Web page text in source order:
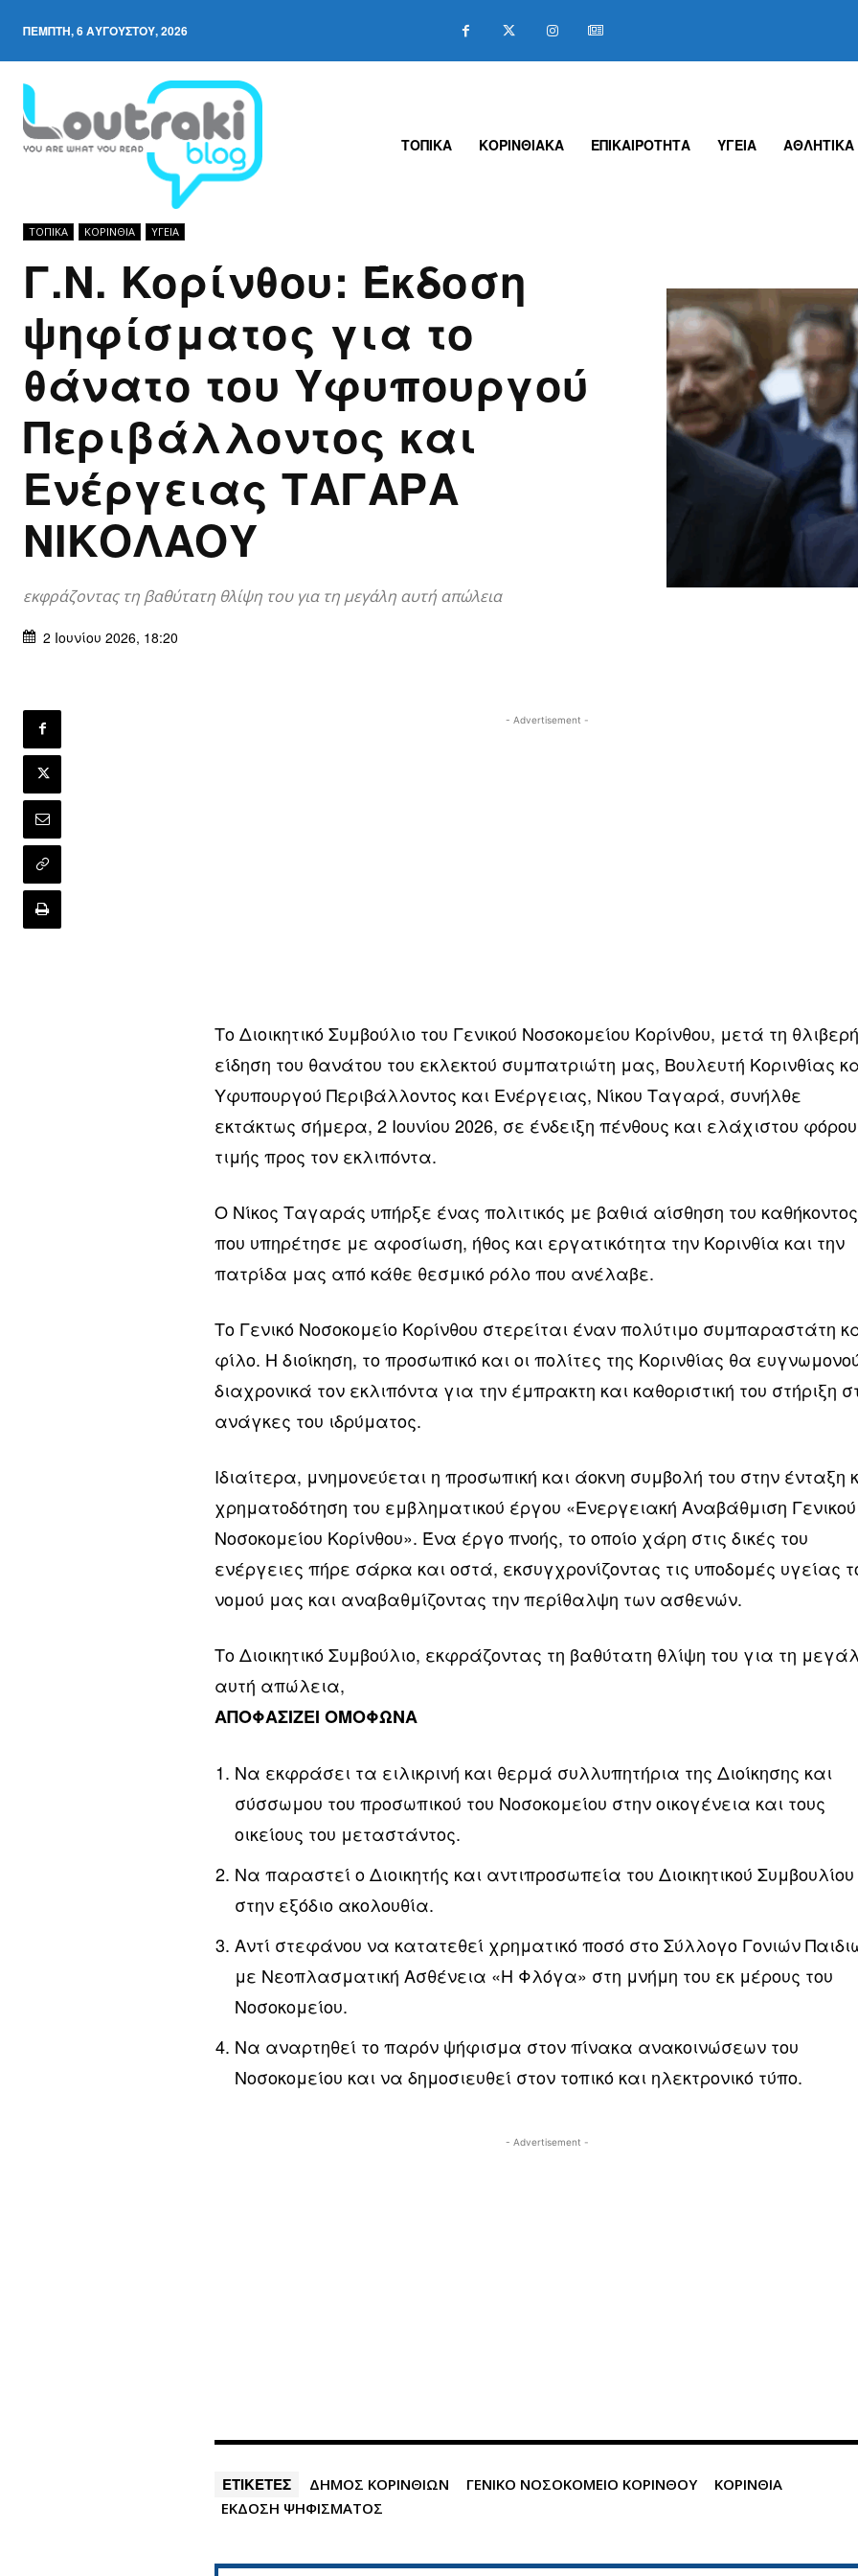
ΠΈΜΠΤΗ, 6 ΑΥΓΟΎΣΤΟΥ, 2026
ΤΟΠΙΚΑ ΚΟΡΙΝΘΙΑΚΑ ΕΠΙΚΑΙΡΟΤΗΤΑ ΥΓΕΙΑ ΑΘΛΗΤΙΚΑ
ΤΟΠΙΚΑ ΚΟΡΙΝΘΊΑ ΥΓΕΙΑ
Γ.Ν. Κορίνθου: Έκδοση
ψηφίσματος για το
θάνατο του Υφυπουργού
Περιβάλλοντος και
Ενέργειας ΤΑΓΑΡΑ
ΝΙΚΟΛΑΟΥ
εκφράζοντας τη βαθύτατη θλίψη του για τη μεγάλη αυτή απώλεια
2 Ιουνίου 2026, 18:20
- Advertisement -
Το Διοικητικό Συμβούλιο του Γενικού Νοσοκομείου Κορίνθου, μετά τη
είδηση του θανάτου του εκλεκτού συμπατριώτη μας, Βουλευτή Κορινθίας
Υφυπουργού Περιβάλλοντος και Ενέργειας, Νίκου Ταγαρά, συνήλθε
εκτάκτως σήμερα, 2 Ιουνίου 2026, σε ένδειξη πένθους και ελάχιστου φόρου
τιμής προς τον εκλιπόντα.
Ο Νίκος Ταγαράς υπήρξε ένας πολιτικός με βαθιά αίσθηση του
που υπηρέτησε με αφοσίωση, ήθος και εργατικότητα την Κορινθία και την
πατρίδα μας από κάθε θεσμικό ρόλο που ανέλαβε.
Το Γενικό Νοσοκομείο Κορίνθου στερείται έναν πολύτιμο συμπαραστάτη
φίλο. Η διοίκηση, το προσωπικό και οι πολίτες της Κορινθίας θα
διαχρονικά τον εκλιπόντα για την έμπρακτη και καθοριστική του στήριξη
ανάγκες του ιδρύματος.
Ιδιαίτερα, μνημονεύεται η προσωπική και άοκνη συμβολή του στην ένταξη
χρηματοδότηση του εμβληματικού έργου «Ενεργειακή Αναβάθμιση Γενικού
Νοσοκομείου Κορίνθου». Ένα έργο πνοής, το οποίο χάρη στις δικές του
ενέργειες πήρε σάρκα και οστά, εκσυγχρονίζοντας τις υποδομές υγείας
νομού μας και αναβαθμίζοντας την περίθαλψη των ασθενών.
Το Διοικητικό Συμβούλιο, εκφράζοντας τη βαθύτατη θλίψη του για τη
αυτή απώλεια,
ΑΠΟΦΑΣΙΖΕΙ ΟΜΟΦΩΝΑ
Να εκφράσει τα ειλικρινή και θερμά συλλυπητήρια της Διοίκησης και
σύσσωμου του προσωπικού του Νοσοκομείου στην οικογένεια και τους
οικείους του μεταστάντος.
Να παραστεί ο Διοικητής και αντιπροσωπεία του Διοικητικού Συμβουλίου
στην εξόδιο ακολουθία.
Αντί στεφάνου να κατατεθεί χρηματικό ποσό στο Σύλλογο Γονιών
με Νεοπλασματική Ασθένεια «Η Φλόγα» στη μνήμη του εκ μέρους του
Νοσοκομείου.
Να αναρτηθεί το παρόν ψήφισμα στον πίνακα ανακοινώσεων του
Νοσοκομείου και να δημοσιευθεί στον τοπικό και ηλεκτρονικό τύπο.
- Advertisement -
ΕΤΙΚΕΤΕΣ ΔΗΜΟΣ ΚΟΡΙΝΘΙΩΝ ΓΕΝΙΚΟ ΝΟΣΟΚΟΜΕΙΟ ΚΟΡΙΝΘΟΥ
ΚΟΡΙΝΘΙΑ
ΕΚΔΟΣΗ ΨΗΦΙΣΜΑΤΟΣ